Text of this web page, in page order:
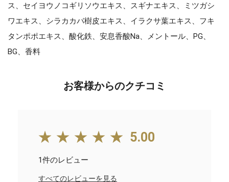
ス、セイヨウノコギリソウエキス、スギナエキス、ミツガシ
ワエキス、シラカカバ樹皮エキス、イラクサ葉エキス、フキ
タンポポエキス、酸化鉄、安息香酸Na、メントール、PG、
BG、香料
お客様からのクチコミ
★★★★★ 5.00
1件のレビュー
すべてのレビューを見る